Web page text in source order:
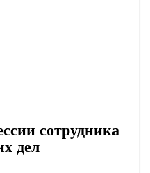
сотрудника
дел